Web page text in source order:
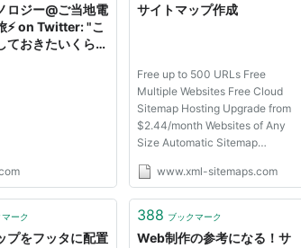
ロジー@ご当地電
⚡️ on Twitter: "こ
ておきたいくらい
ちます。
ャプチャして…
OnfYM4k0zF"
サイトマップ作成
Free up to 500 URLs Free
Multiple Websites Free Cloud
Sitemap Hosting Upgrade from
$2.44/month Websites of Any
Size Automatic Sitemap
News Sitemaps SEO Health
are a God send. After adding
generator alerted me to ...
www.xml-sitemaps.com
マーク
プをフッタに配置
388 ブックマーク
Web制作の参考になる！サ